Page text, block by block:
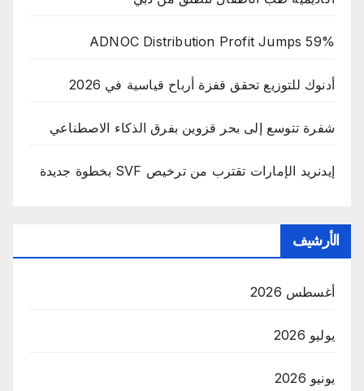
ADNOC Distribution Profit Jumps 59%
أدنوك للتوزيع تحقق قفزة أرباح قياسية في 2026
شفرة تتوسع إلى بحر قزوين بفرق الذكاء الاصطناعي
إيدنريد الإمارات تقترب من ترخيص SVF بخطوة جديدة
الأرشيف
أغسطس 2026
يوليو 2026
يونيو 2026